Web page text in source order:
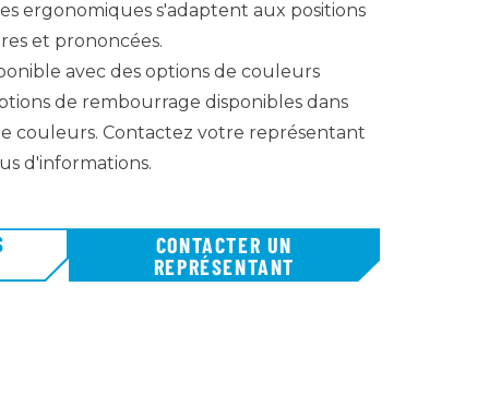
ergonomiques s'adaptent aux positions
et prononcées.
avec des options de couleurs
de rembourrage disponibles dans
couleurs. Contactez votre représentant
d'informations.
CONTACTER UN
REPRÉSENTANT